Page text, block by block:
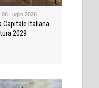
06 Luglio 2026
Capitale Italiana
2029